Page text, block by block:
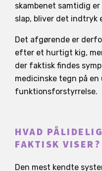
skambenet samtidig
slap, bliver det indtryk
Det afgørende er
efter et hurtigt kig,
der faktisk findes
medicinske tegn på
funktionsforstyrrelse.
HVAD
FAKTISK VISER?
Den mest kendte